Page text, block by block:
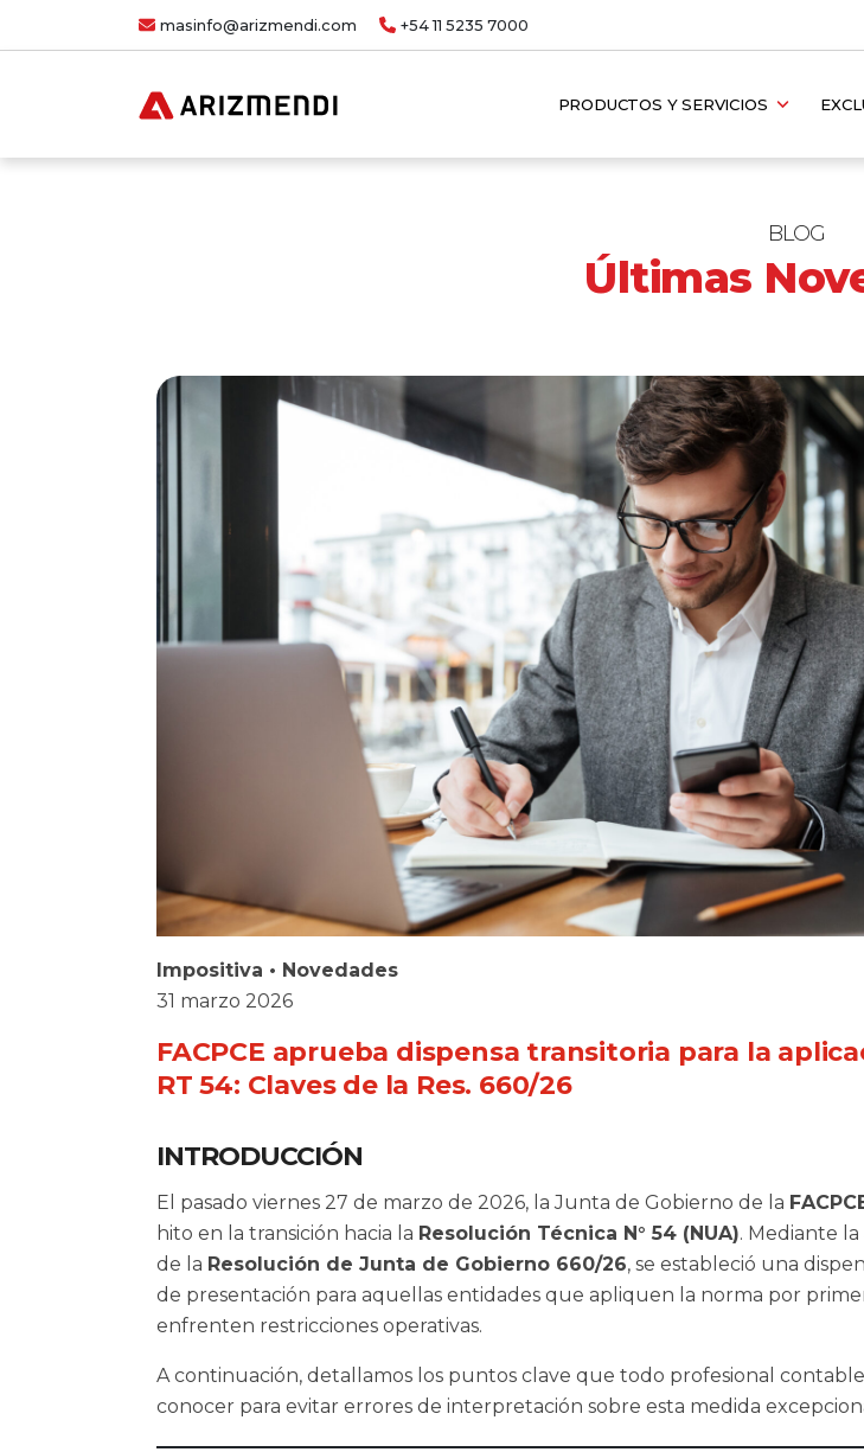
masinfo@arizmendi.com +54 11 5235 7000
PRODUCTOS Y SERVICIOS
BLOG
Últimas
Impositiva • Novedades
31 marzo 2026
FACPCE aprueba dispensa transitoria para la
RT 54: Claves de la Res. 660/26
INTRODUCCIÓN
El pasado viernes 27 de marzo de 2026, la Junta de Gobierno de la
hito en la transición hacia la Resolución Técnica N° 54 (NUA). Mediante
de la Resolución de Junta de Gobierno 660/26, se estableció una
de presentación para aquellas entidades que apliquen la norma por
enfrenten restricciones operativas.
A continuación, detallamos los puntos clave que todo profesional
conocer para evitar errores de interpretación sobre esta medida